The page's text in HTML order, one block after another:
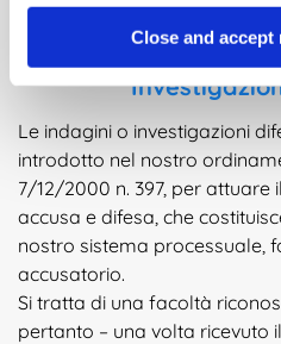
Close and accept
Indagini Forensi
Le indagini o investigazioni
introdotto nel nostro
7/12/2000 n. 397, per attuare
accusa e difesa, che
nostro sistema processuale,
accusatorio.
Si tratta di una facoltà
pertanto – una volta ricevuto